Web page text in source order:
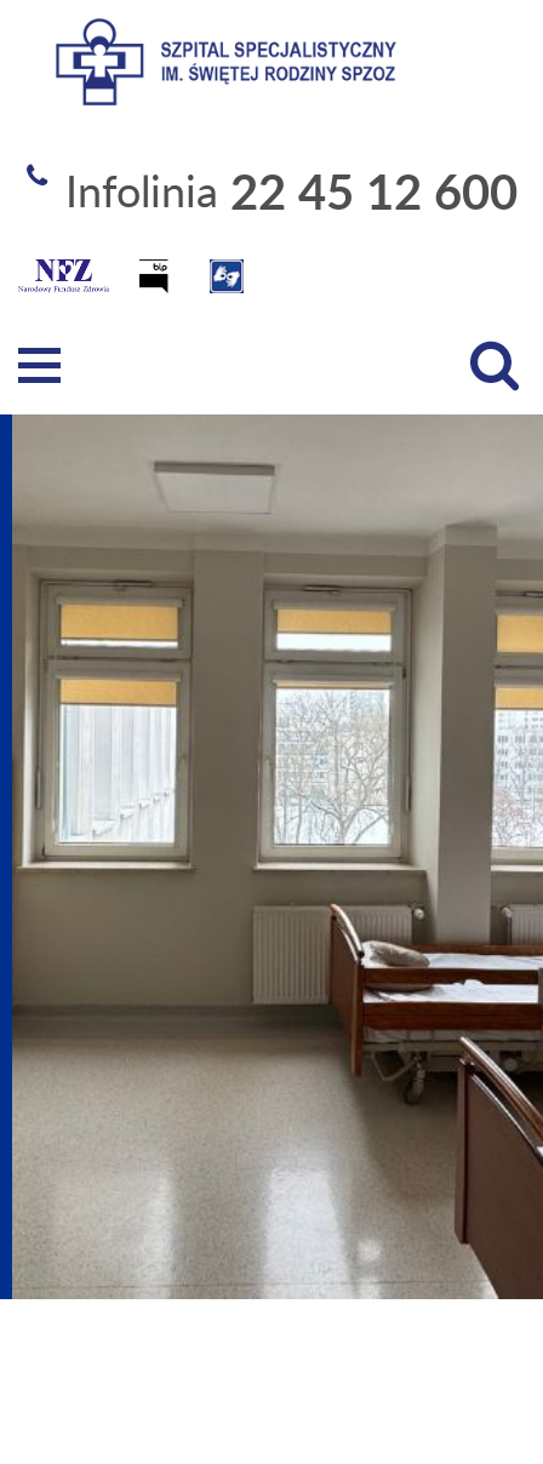
Szpital Specjalistyczny
Infolinia 22 45 12 600